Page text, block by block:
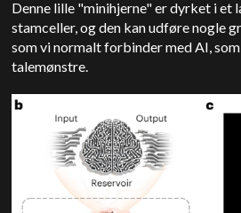
Denne lille "minihjerne" er dyrket i et
stamceller, og den kan udføre nogle
som vi normalt forbinder med AI,
talemønstre.